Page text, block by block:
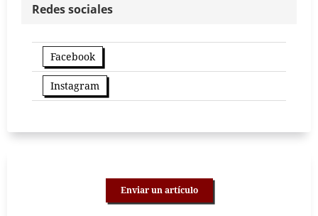
Redes sociales
Facebook
Instagram
Enviar un artículo